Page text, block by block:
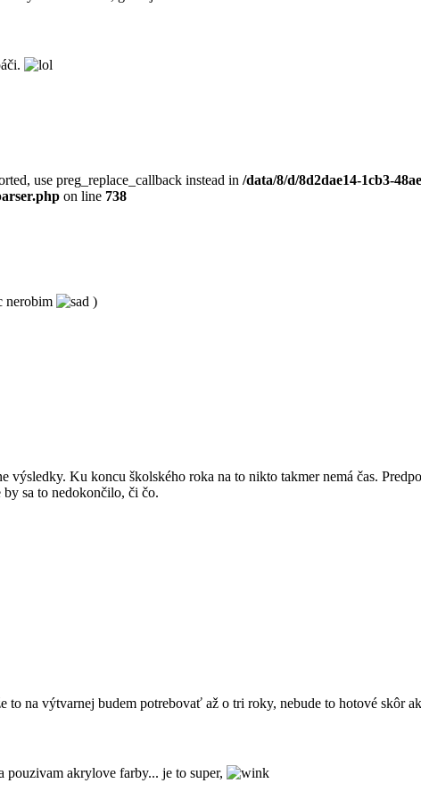
use preg_replace_callback instead in /data/8/d/8d2dae14-1cb3-
on line 738
nerobim )
výsledky. Ku koncu školského roka na to nikto takmer nemá čas.
sa to nedokončilo, či čo.
na výtvarnej budem potrebovať až o tri roky, nebude to hotové skôr
pouzivam akrylove farby... je to super,